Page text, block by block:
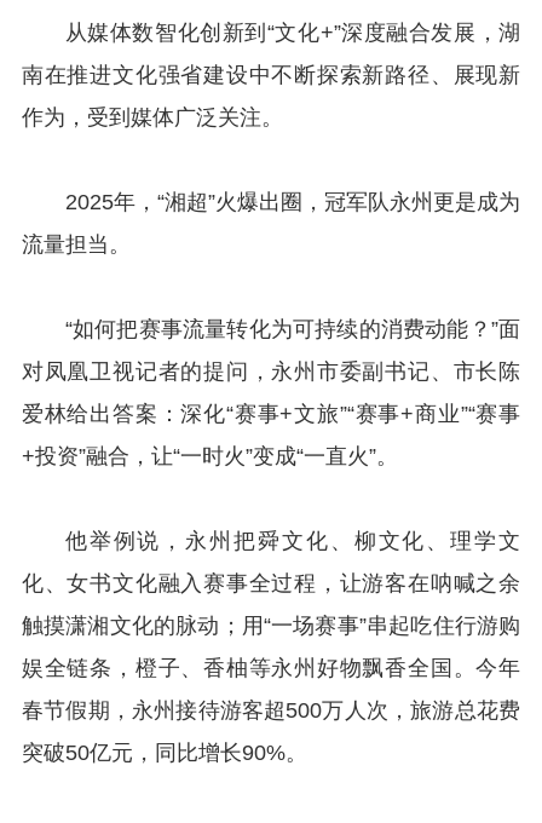
从媒体数智化创新到“文化+”深度融合发展，湖
南在推进文化强省建设中不断探索新路径、展现新
作为，受到媒体广泛关注。
2025年，“湘超”火爆出圈，冠军队永州更是成为
流量担当。
“如何把赛事流量转化为可持续的消费动能？”面
对凤凰卫视记者的提问，永州市委副书记、市长陈
爱林给出答案：深化“赛事+文旅”“赛事+商业”“赛事
+投资”融合，让“一时火”变成“一直火”。
他举例说，永州把舜文化、柳文化、理学文
化、女书文化融入赛事全过程，让游客在呐喊之余
触摸潇湘文化的脉动；用“一场赛事”串起吃住行游购
娱全链条，橙子、香柚等永州好物飘香全国。今年
春节假期，永州接待游客超500万人次，旅游总花费
突破50亿元，同比增长90%。